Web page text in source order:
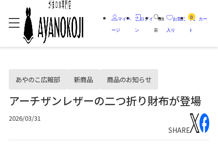
マイペ
ージ
ログイ
ン
検
索
お気に
入り
0 カー
ト
あやのこ広報部 新商品 商品のお知らせ
アーチザンレザーの二つ折り財布が登場
2026/03/31
SHARE